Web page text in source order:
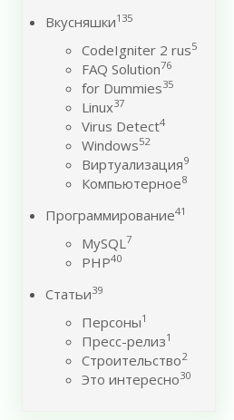
Вкусняшки135
CodeIgniter 2 rus5
FAQ Solution76
for Dummies35
Linux37
Virus Detect4
Windows52
Виртуализация9
Компьютерное8
Программирование41
MySQL7
PHP40
Статьи39
Персоны1
Пресс-релиз1
Строительство2
Это интересно30